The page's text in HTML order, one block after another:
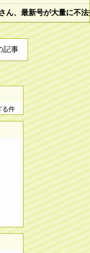
ん、最新号が大量に不
記事
る件